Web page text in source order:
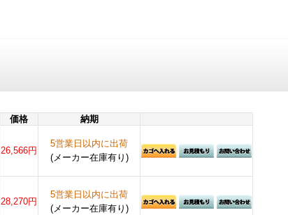
価格 納期
26,566円
5営業日以内に出荷
(メーカー在庫有り)
28,270円
5営業日以内に出荷
(メーカー在庫有り)